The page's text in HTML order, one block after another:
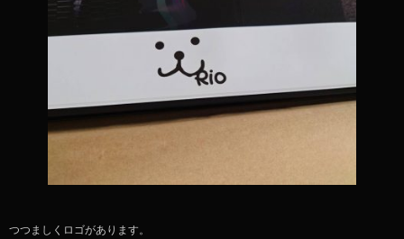
つつましくロゴがあります。